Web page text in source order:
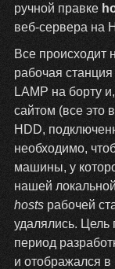
ручной правке
веб-сервера на
Все происходит
рабочая
LAMP на борту
сайтом (все это
HDD,
необходимо,
машины, у
нашей
hostsрабочей
удалялись. Цель
период
и отображался в